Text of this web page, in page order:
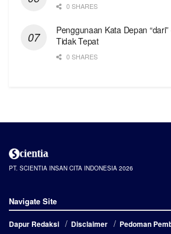
0 SHARES
Penggunaan Kata Depan
Tidak Tepat
0 SHARES
PT. SCIENTIA INSAN CITA INDONESIA 2026
Navigate Site
Dapur Redaksi Disclaimer
Pedoman